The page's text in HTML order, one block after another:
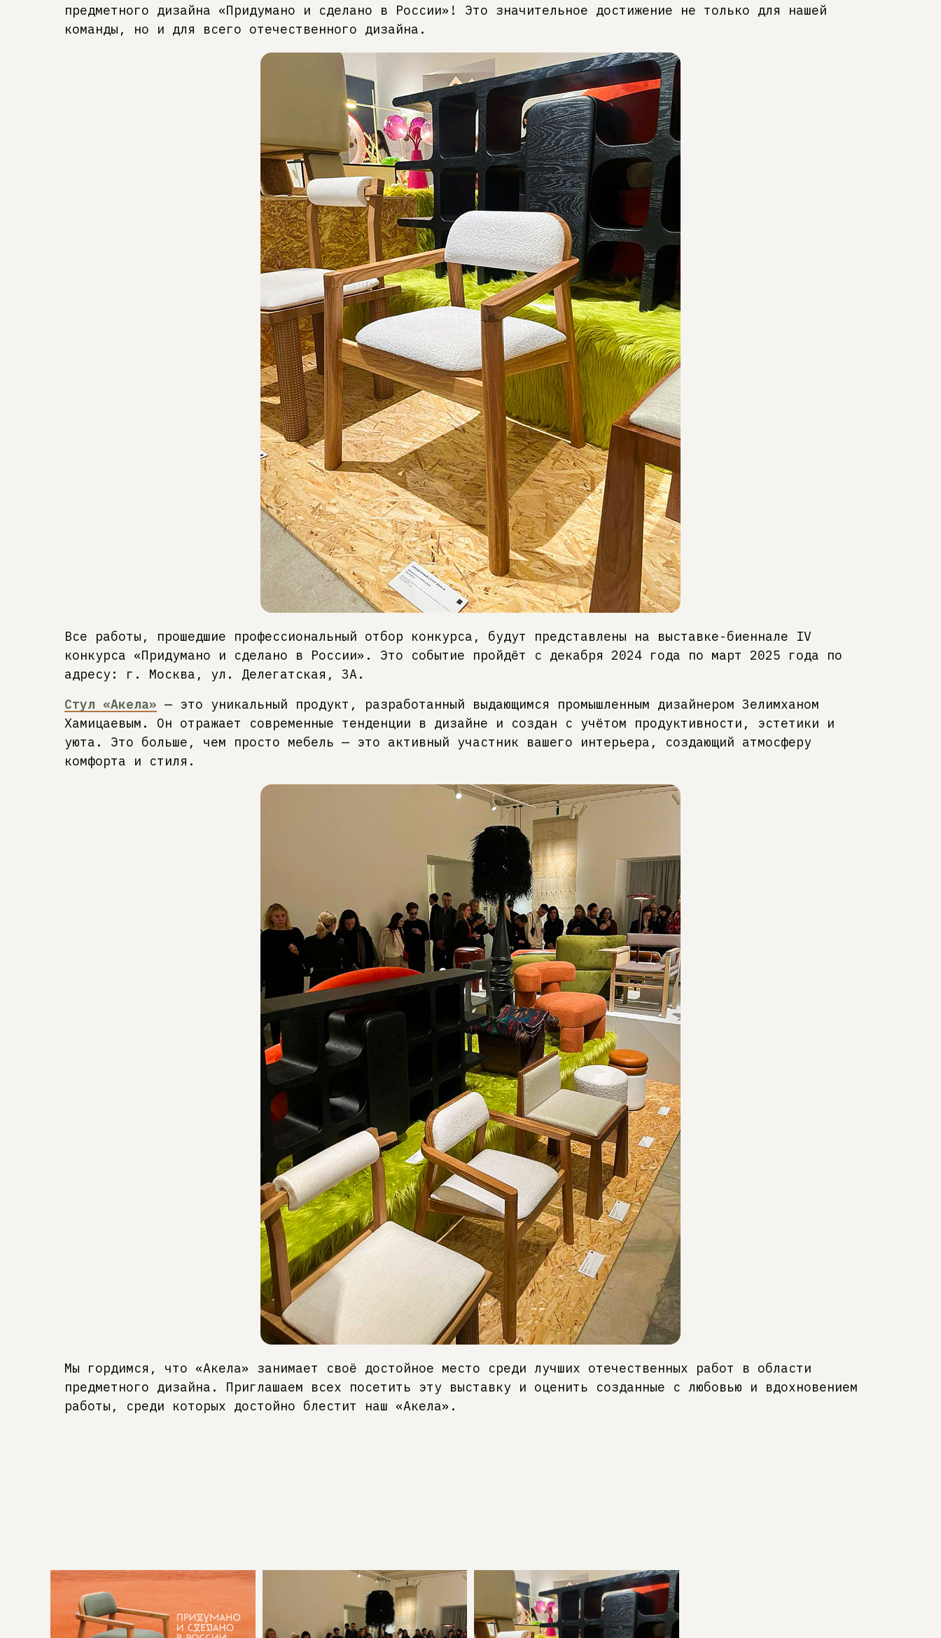
предметного дизайна «Придумано и сделано в России»! Это значительное достижение не только для нашей
команды, но и для всего отечественного дизайна.
Все работы, прошедшие профессиональный отбор конкурса, будут представлены на выставке-биеннале IV
конкурса «Придумано и сделано в России». Это событие пройдёт с декабря 2024 года по март 2025 года по
адресу: г. Москва, ул. Делегатская, 3А.
Стул «Акела» — это уникальный продукт, разработанный выдающимся промышленным дизайнером Зелимханом
Хамицаевым. Он отражает современные тенденции в дизайне и создан с учётом продуктивности, эстетики и
уюта. Это больше, чем просто мебель — это активный участник вашего интерьера, создающий атмосферу
комфорта и стиля.
Мы гордимся, что «Акела» занимает своё достойное место среди лучших отечественных работ в области
предметного дизайна. Приглашаем всех посетить эту выставку и оценить созданные с любовью и вдохновением
работы, среди которых достойно блестит наш «Акела».